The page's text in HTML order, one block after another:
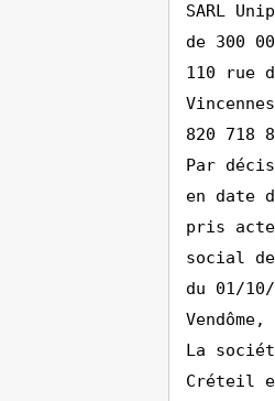
SARL
de 300
110 rue
Vincennes
820 718
Par
en date
pris
social
du 01/
La
Créteil